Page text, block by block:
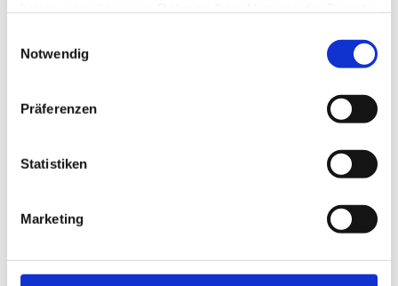
Notwendig
Präferenzen
Statistiken
Marketing